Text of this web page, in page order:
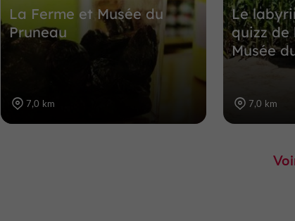
La Ferme et Musée du
Pruneau
7,0 km
Le
quizz de
Musée
7,0 km